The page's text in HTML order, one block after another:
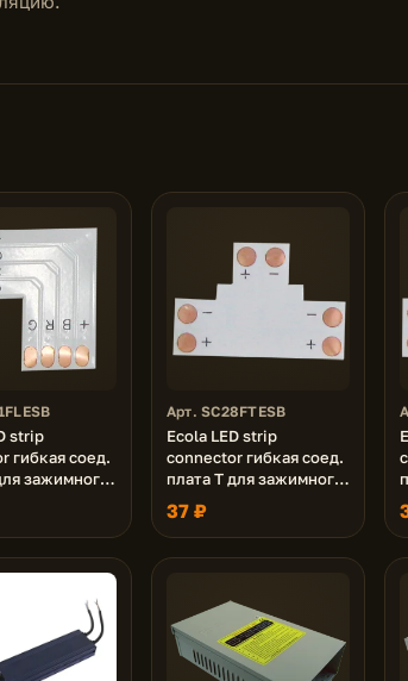
strip
гибкая соед.
зажимного
х конт. 10
Арт. SC28FTESB
Ecola LED strip
connector гибкая соед.
плата T для зажимного
разъема 2-х конт. 8 mm
уп. 5 шт.
37 ₽